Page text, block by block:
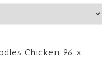
Chicken 96 x